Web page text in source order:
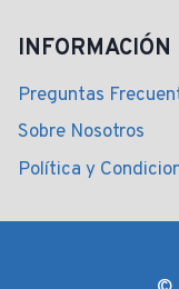
INFORMACIÓN
Preguntas
Sobre Nosotros
Política y